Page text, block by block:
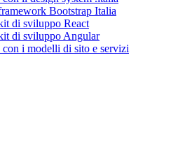
Bootstrap Italia
di sviluppo React
di sviluppo Angular
i modelli di sito e servizi